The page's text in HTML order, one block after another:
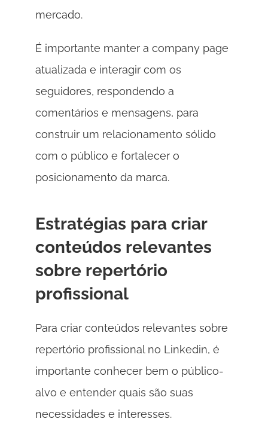
mercado.
É importante manter a company page
atualizada e interagir com os
seguidores, respondendo a
comentários e mensagens, para
construir um relacionamento sólido
com o público e fortalecer o
posicionamento da marca.
Estratégias para criar
conteúdos relevantes
sobre repertório
profissional
Para criar conteúdos relevantes sobre
repertório profissional no Linkedin, é
importante conhecer bem o público-
alvo e entender quais são suas
necessidades e interesses.